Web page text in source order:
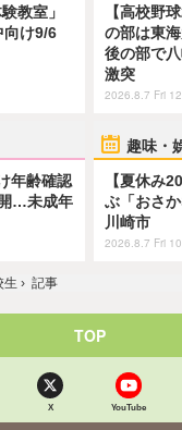
教室」
け9/6
【高校野
の部は東
後の部で
激突
2026.8.7 Fri
年齢確認
…未成年
趣味・
【夏休み
ぶ「おさ
川崎市
2026.8.7 Fri
生 › 記事
TOP
X YouTube